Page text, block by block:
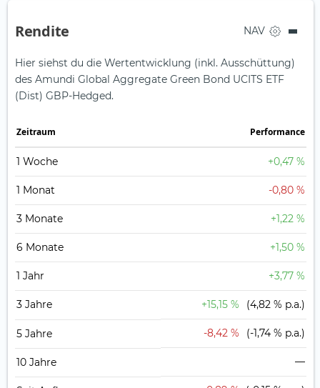
Rendite NAV
Hier siehst du die Wertentwicklung (inkl. Ausschüttung)
des Amundi Global Aggregate Green Bond UCITS ETF
(Dist) GBP-Hedged.
Zeit­raum Perfor­mance
1 Woche +0,47 %
1 Monat -0,80 %
3 Monate +1,22 %
6 Monate +1,50 %
1 Jahr +3,77 %
3 Jahre +15,15 % (4,82 % p.a.)
5 Jahre -8,42 % (-1,74 % p.a.)
10 Jahre —